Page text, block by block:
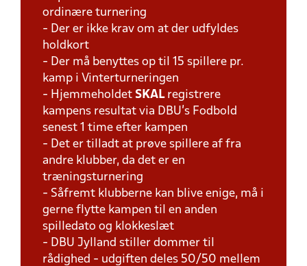
ordinære turnering
- Der er ikke krav om at der udfyldes
holdkort
- Der må benyttes op til 15 spillere pr.
kamp i Vinterturneringen
- Hjemmeholdet SKAL registrere
kampens resultat via DBU's Fodbold
senest 1 time efter kampen
- Det er tilladt at prøve spillere af fra
andre klubber, da det er en
træningsturnering
- Såfremt klubberne kan blive enige, må i
gerne flytte kampen til en anden
spilledato og klokkeslæt
- DBU Jylland stiller dommer til
rådighed - udgiften deles 50/50 mellem